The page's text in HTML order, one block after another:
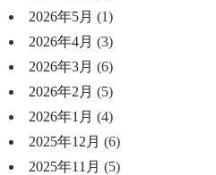
2026年5月 (1)
2026年4月 (3)
2026年3月 (6)
2026年2月 (5)
2026年1月 (4)
2025年12月 (6)
2025年11月 (5)